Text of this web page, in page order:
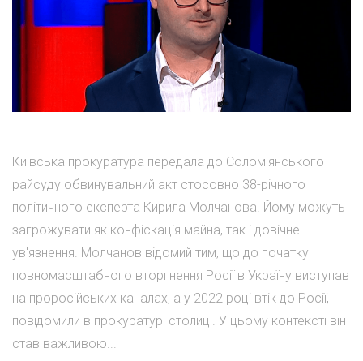
Київська прокуратура передала до Солом'янського
райсуду обвинувальний акт стосовно 38-річного
політичного експерта Кирила Молчанова. Йому можуть
загрожувати як конфіскація майна, так і довічне
ув'язнення. Молчанов відомий тим, що до початку
повномасштабного вторгнення Росії в Україну виступав
на проросійських каналах, а у 2022 році втік до Росії,
повідомили в прокуратурі столиці. У цьому контексті він
став важливою...